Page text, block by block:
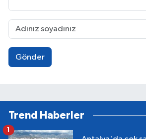
Gönder
Trend Haberler
1